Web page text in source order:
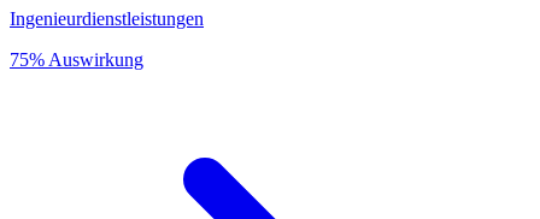
Ingenieurdienstleistungen
75% Auswirkung